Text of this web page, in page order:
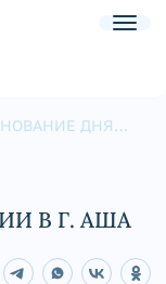
ДНЯ
В Г. АША